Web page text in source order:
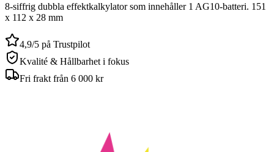
8-siffrig dubbla effektkalkylator som innehåller 1 AG10-batteri. 151
x 112 x 28 mm
4,9/5 på Trustpilot
Kvalité & Hållbarhet i fokus
Fri frakt från 6 000 kr